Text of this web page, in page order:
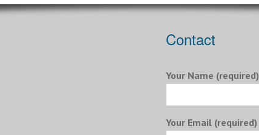
Contact
Your Name (required)
Your Email (required)